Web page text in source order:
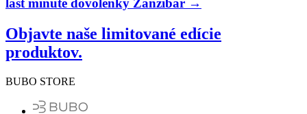
last minute dovolenky Zanzibar →
Objavte naše limitované edície
produktov.
BUBO STORE